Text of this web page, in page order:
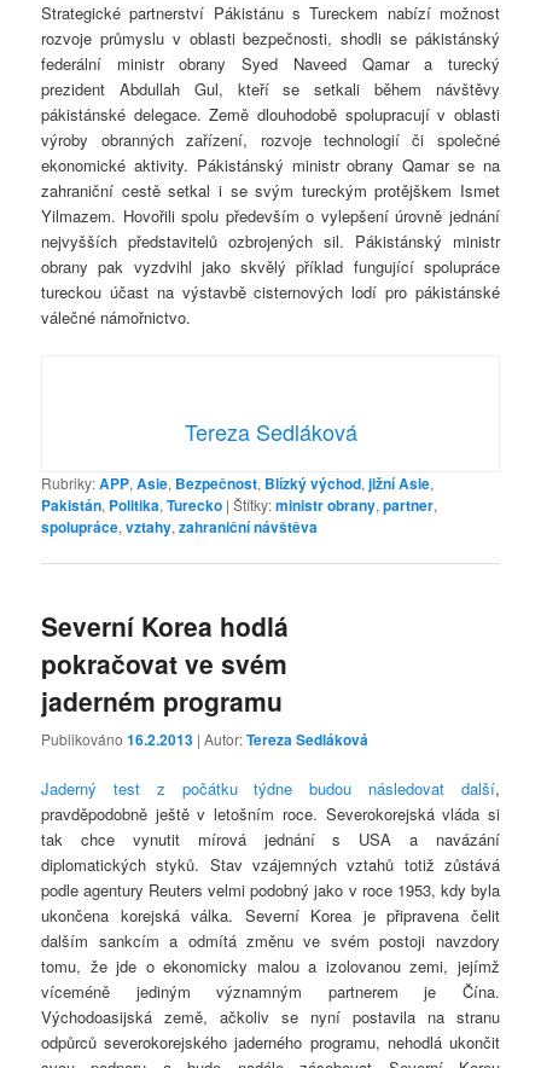
Strategické partnerství Pákistánu s Tureckem nabízí možnost
rozvoje průmyslu v oblasti bezpečnosti, shodli se pákistánský
federální ministr obrany Syed Naveed Qamar a turecký
prezident Abdullah Gul, kteří se setkali během návštěvy
pákistánské delegace. Země dlouhodobě spolupracují v oblasti
výroby obranných zařízení, rozvoje technologií či společné
ekonomické aktivity. Pákistánský ministr obrany Qamar se na
zahraniční cestě setkal i se svým tureckým protějškem Ismet
Yilmazem. Hovořili spolu především o vylepšení úrovně jednání
nejvyšších představitelů ozbrojených sil. Pákistánský ministr
obrany pak vyzdvihl jako skvělý příklad fungující spolupráce
tureckou účast na výstavbě cisternových lodí pro pákistánské
válečné námořnictvo.
Tereza Sedláková
Rubriky:APP,Asie, Bezpečnost, Blízký východ,jižní Asie,
Pakistán, Politika,Turecko |Štítky:ministr obrany,partner,
spolupráce,vztahy,zahraniční návštěva
Severní Korea hodlá
pokračovat ve svém
jaderném programu
Publikováno16.2.2013 | Autor:Tereza Sedláková
Jaderný test z počátku týdne budou následovat další,
pravděpodobně ještě v letošním roce. Severokorejská vláda si
tak chce vynutit mírová jednání s USA a navázání
diplomatických styků. Stav vzájemných vztahů totiž zůstává
podle agentury Reuters velmi podobný jako v roce 1953, kdy byla
ukončena korejská válka. Severní Korea je připravena čelit
dalším sankcím a odmítá změnu ve svém postoji navzdory
tomu, že jde o ekonomicky malou a izolovanou zemi, jejímž
víceméně jediným významným partnerem je Čína.
Východoasijská země, ačkoliv se nyní postavila na stranu
odpůrců severokorejského jaderného programu, nehodlá ukončit